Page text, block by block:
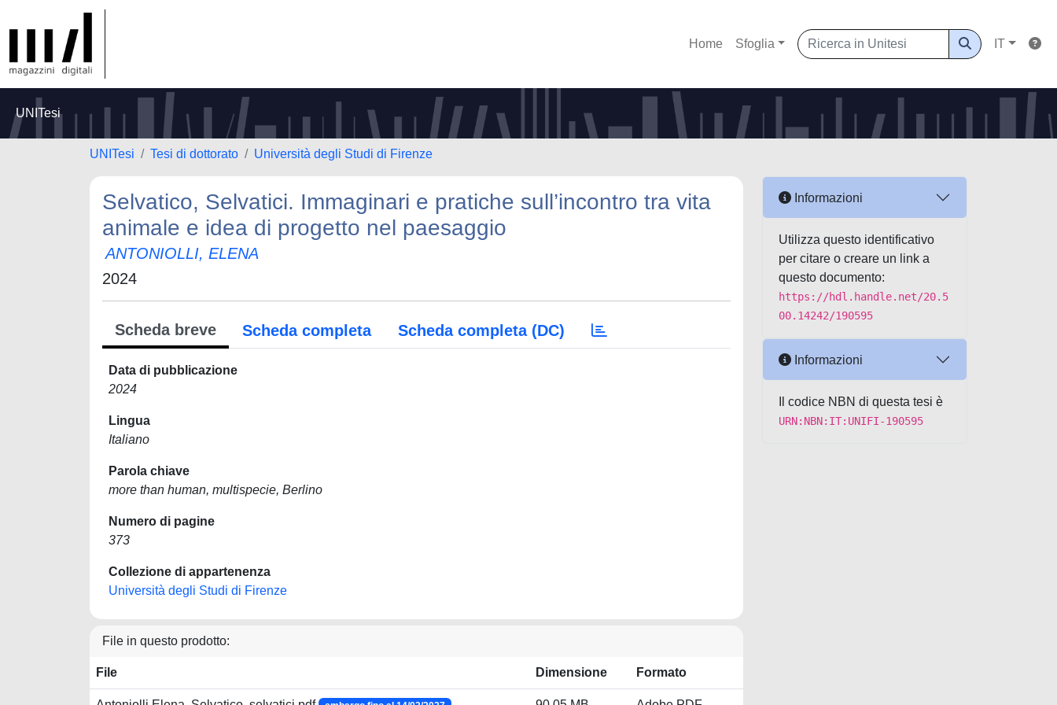
Home Sfoglia IT
UNITesi
UNITesi Tesi di dottorato Università degli Studi di Firenze
Selvatico, Selvatici. Immaginari e pratiche sull’incontro tra vita
animale e idea di progetto nel paesaggio
ANTONIOLLI, ELENA
2024
Scheda breve Scheda completa Scheda completa (DC)
Data di pubblicazione
2024
Lingua
Italiano
Parola chiave
more than human, multispecie, Berlino
Numero di pagine
373
Collezione di appartenenza
Università degli Studi di Firenze
File in questo prodotto:
File Dimensione Formato
Informazioni
Utilizza questo identificativo
per citare o creare un link a
questo documento:
https://hdl.handle.net/20.5
00.14242/190595
Informazioni
Il codice NBN di questa tesi è
URN:NBN:IT:UNIFI-190595